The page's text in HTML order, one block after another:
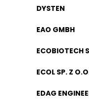
DYSTEN
EAO GMBH
ECOBIOTECH
ECOL SP. Z
EDAG